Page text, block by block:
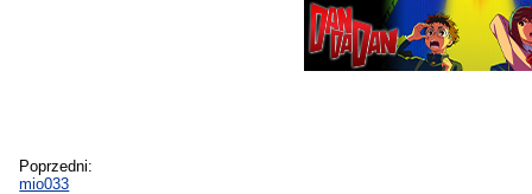
Poprzedni:
mio033